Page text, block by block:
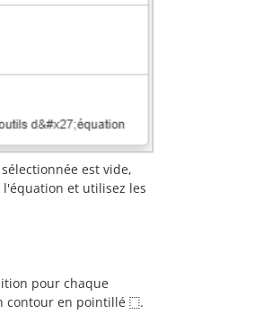
est vide,
et utilisez les
pour chaque
contour en pointillé
.